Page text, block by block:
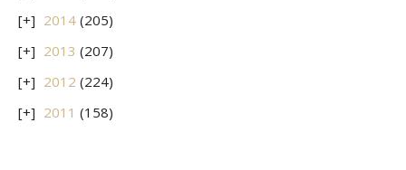
2014 (205)
2013 (207)
2012 (224)
2011 (158)